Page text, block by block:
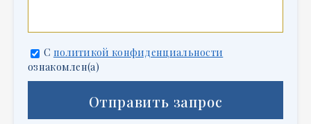
C политикой конфиденциальности
ознакомлен(а)
Отправить запрос